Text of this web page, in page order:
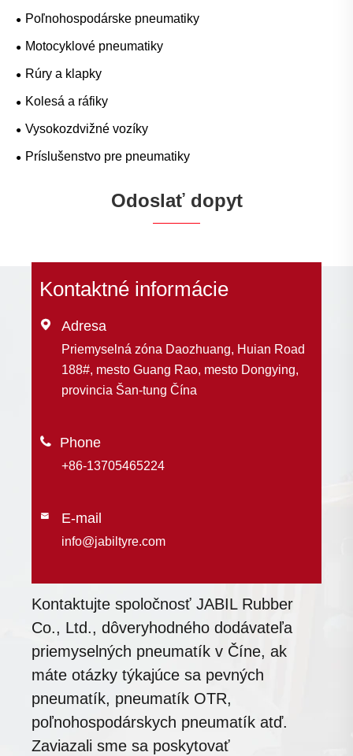
Poľnohospodárske pneumatiky
Motocyklové pneumatiky
Rúry a klapky
Kolesá a ráfiky
Vysokozdvižné vozíky
Príslušenstvo pre pneumatiky
Odoslať dopyt
Kontaktné informácie
 Adresa
Priemyselná zóna Daozhuang, Huian Road
188#, mesto Guang Rao, mesto Dongying,
provincia Šan-tung Čína

+86-13705465224
 E-mail
info@jabiltyre.com
Kontaktujte spoločnosť JABIL Rubber
Co., Ltd., dôveryhodného dodávateľa
priemyselných pneumatík v Číne, ak
máte otázky týkajúce sa pevných
pneumatík, pneumatík OTR,
poľnohospodárskych pneumatík atď.
Zaviazali sme sa poskytovať